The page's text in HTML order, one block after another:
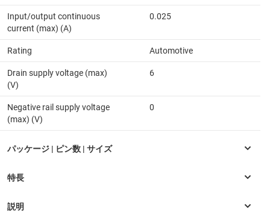
Input/output continuous
current (max) (A)
0.025
Rating Automotive
Drain supply voltage (max)
(V)
6
Negative rail supply voltage
(max) (V)
0